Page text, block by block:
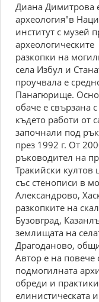
Диана Димитрова
археология"в
институт с музей
археологическите
разкопки на
села Избул и
проучвала е
Панагюрище.
обаче е свързана
където работи от
започнали под
през 1992 г. От
ръководител на
Тракийски култов
със стенописи в
Александрово,
разкопките на
Бузовград,
землищата на
Драгоданово,
Автор е на повече
подмогилната
обреди и
елинистическата